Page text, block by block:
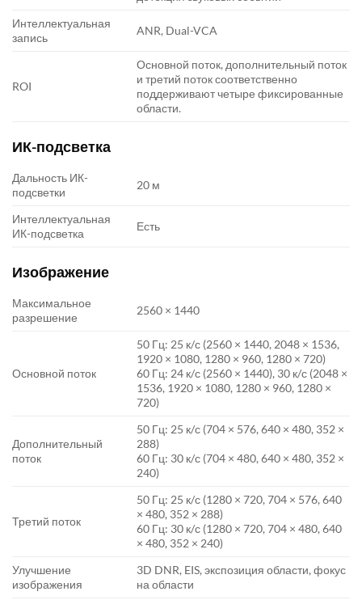
Интеллектуальная
запись
ANR, Dual-VCA
ROI
Основной поток, дополнительный поток
и третий поток соответственно
поддерживают четыре фиксированные
области.
ИК-подсветка
Дальность ИК-
подсветки
20 м
Интеллектуальная
ИК-подсветка
Есть
Изображение
Максимальное
разрешение
2560 × 1440
Основной поток
50 Гц: 25 к/с (2560 × 1440, 2048 × 1536,
1920 × 1080, 1280 × 960, 1280 × 720)
60 Гц: 24 к/с (2560 × 1440), 30 к/с (2048 ×
1536, 1920 × 1080, 1280 × 960, 1280 ×
720)
Дополнительный
поток
50 Гц: 25 к/с (704 × 576, 640 × 480, 352 ×
288)
60 Гц: 30 к/с (704 × 480, 640 × 480, 352 ×
240)
Третий поток
50 Гц: 25 к/с (1280 × 720, 704 × 576, 640
× 480, 352 × 288)
60 Гц: 30 к/с (1280 × 720, 704 × 480, 640
× 480, 352 × 240)
Улучшение
изображения
3D DNR, EIS, экспозиция области, фокус
на области